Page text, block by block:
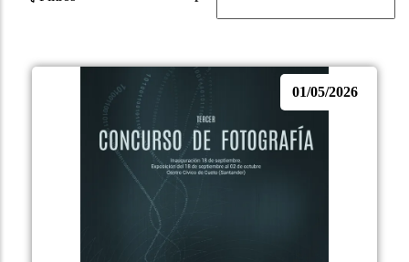
01/05/2026